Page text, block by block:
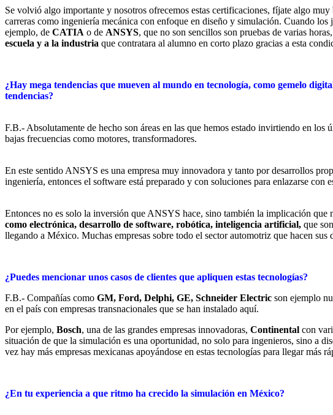
Se volvió algo importante y nosotros ofrecemos estas certificaciones, fíjate algo
carreras como ingeniería mecánica con enfoque en diseño y simulación. Cuando
ejemplo, de CATIA o de ANSYS, que no son sencillos son pruebas de varias
escuela y a la industria que contratara al alumno en corto plazo gracias a esta
¿Hay mega tendencias que mueven al mundo en tecnología, como gemelo
tendencias?
F.B.- Absolutamente de hecho son áreas en las que hemos estado invirtiendo en
bajas frecuencias como motores, transformadores.
En este sentido ANSYS es una empresa muy innovadora y tanto por desarrollos
ingeniería, entonces el software está preparado y con soluciones para enlazarse con
Entonces no es solo la inversión que ANSYS hace, sino también la implicación que
como electrónica, desarrollo de software, robótica, inteligencia artificial, que
llegando a México. Muchas empresas sobre todo el sector automotriz que hacen
¿Puedes mencionar unos casos de clientes que apliquen estas tecnologías?
F.B.- Compañías como GM, Ford, Delphi, GE, Schneider Electric son ejemplo
en el país con empresas transnacionales que se han instalado aquí.
Por ejemplo, Bosch, una de las grandes empresas innovadoras, Continental con
situación de que la simulación es una oportunidad, no solo para ingenieros, sino a
vez hay más empresas mexicanas apoyándose en estas tecnologías para llegar más
¿En tu experiencia a que ritmo ha crecido la simulación en México?